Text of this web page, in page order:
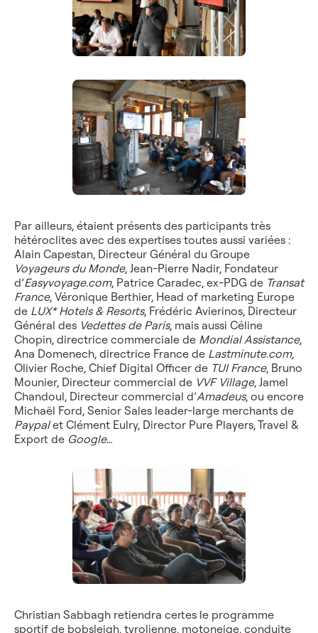
Par ailleurs, étaient présents des participants très
hétéroclites avec des expertises toutes aussi variées :
Alain Capestan, Directeur Général du Groupe
Voyageurs du Monde, Jean-Pierre Nadir, Fondateur
d’Easyvoyage.com, Patrice Caradec, ex-PDG de Transat
France, Véronique Berthier, Head of marketing Europe
de LUX* Hotels & Resorts, Frédéric Avierinos, Directeur
Général des Vedettes de Paris, mais aussi Céline
Chopin, directrice commerciale de Mondial Assistance,
Ana Domenech, directrice France de Lastminute.com,
Olivier Roche, Chief Digital Officer de TUI France, Bruno
Mounier, Directeur commercial de VVF Village, Jamel
Chandoul, Directeur commercial d’Amadeus, ou encore
Michaël Ford, Senior Sales leader-large merchants de
Paypalet Clément Eulry, Director Pure Players, Travel &
Export de Google…
Christian Sabbagh retiendra certes le programme
sportif de bobsleigh, tyrolienne, motoneige, conduite